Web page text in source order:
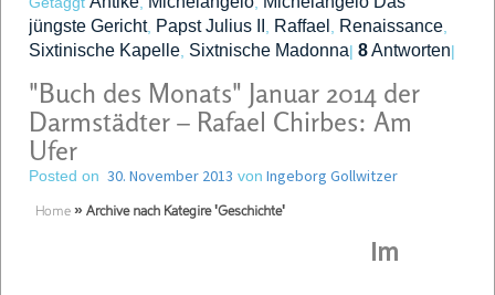
jüngste Gericht, Papst Julius II Raffael Renaissance
Sixtinische Kapelle Sixtnische Madonna| 8Antworten|
"Buch des Monats" Januar 2014 der
Darmstädter – Rafael Chirbes: Am
Ufer
Posted on 30. November 2013 von Ingeborg Gollwitzer
Home » Archive nach Kategire 'Geschichte'
Im